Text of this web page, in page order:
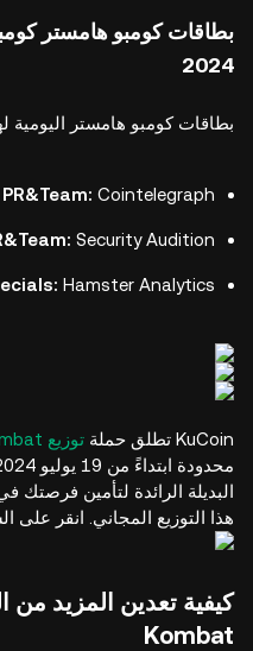
2024
بطاقات كومبو هامستر اليومية
PR&Team: Cointelegraph
Security Audition
Hamster Analytics
KuCoin تطلق حملة توزيع Hamster Kombat المجاني
البديلة الرائدة لتأمين
هذا التوزيع المجاني. انقر على
Kombat